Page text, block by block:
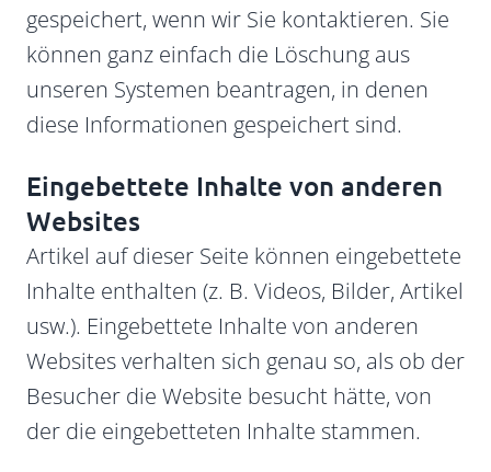
gespeichert, wenn wir Sie kontaktieren. Sie
können ganz einfach die Löschung aus
unseren Systemen beantragen, in denen
diese Informationen gespeichert sind.
Eingebettete Inhalte von anderen
Websites
Artikel auf dieser Seite können eingebettete
Inhalte enthalten (z. B. Videos, Bilder, Artikel
usw.). Eingebettete Inhalte von anderen
Websites verhalten sich genau so, als ob der
Besucher die Website besucht hätte, von
der die eingebetteten Inhalte stammen.